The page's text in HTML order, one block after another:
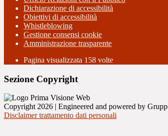
Dichiarazione di accessibilità
Obiettivi di accessibilità
Whistleblowing
Gestione consensi cookie
Amministrazione trasparente
Pagina visualizzata 158 volte
Sezione Copyright
Copyright 2026 | Engineered and powered by
Disclaimer trattamento dati personali